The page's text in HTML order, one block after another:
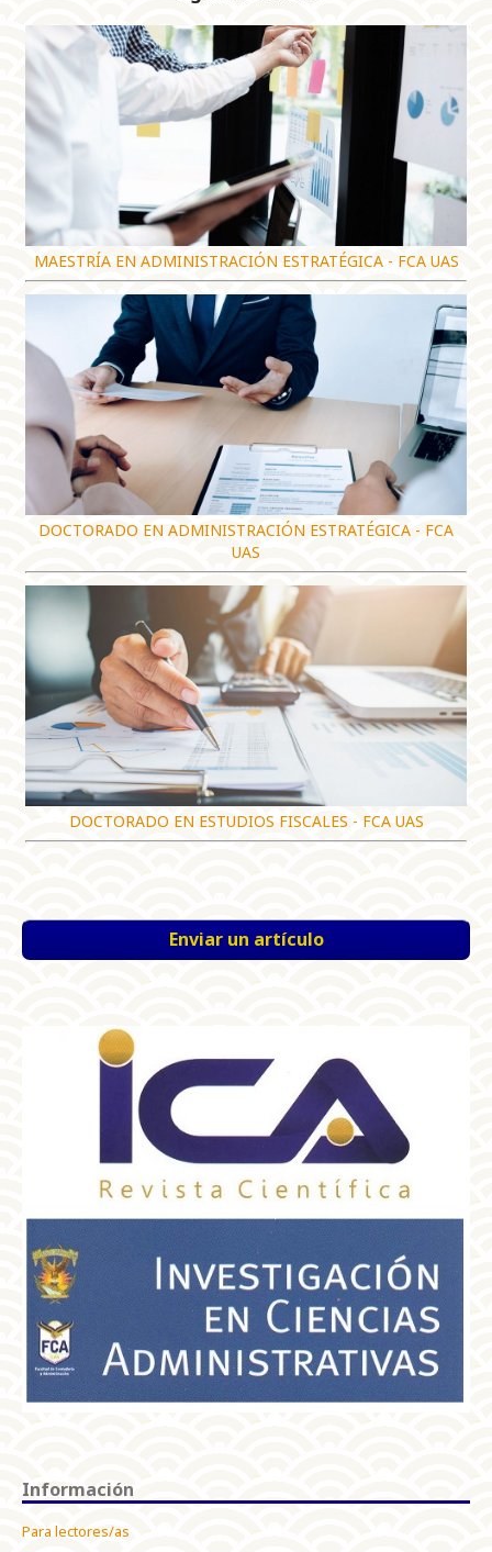
MAESTRÍA EN ADMINISTRACIÓN ESTRATÉGICA - FCA UAS
DOCTORADO EN ADMINISTRACIÓN ESTRATÉGICA - FCA
UAS
DOCTORADO EN ESTUDIOS FISCALES - FCA UAS
Enviar un artículo
Información
Para lectores/as